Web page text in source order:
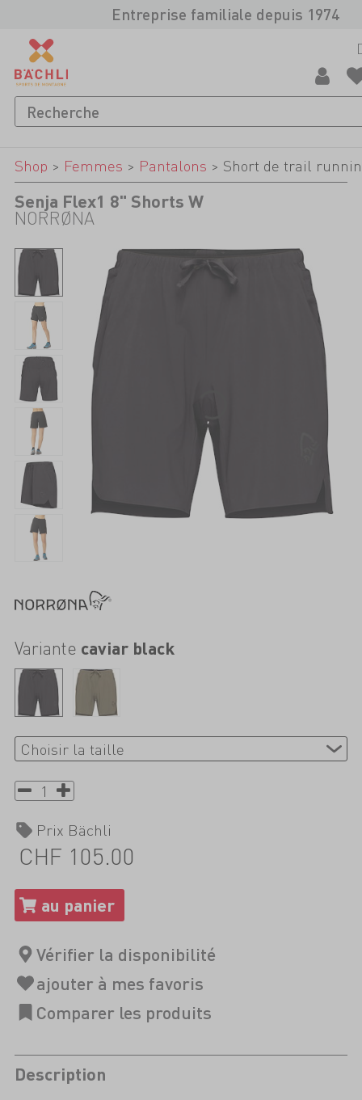
Entreprise familiale depuis 1974
Shop > Femmes > Pantalons > Short de trail
Senja Flex1 8" Shorts W
NORRØNA
Variante caviar black
Prix Bächli
CHF 105.00
Description